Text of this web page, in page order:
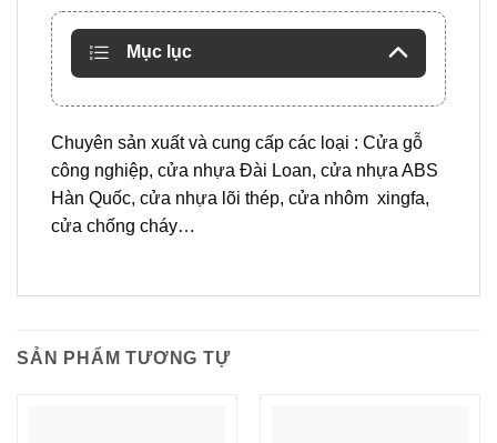
Mục lục
Chuyên sản xuất và cung cấp các loại : Cửa gỗ
công nghiệp, cửa nhựa Đài Loan, cửa nhựa ABS
Hàn Quốc, cửa nhựa lõi thép, cửa nhôm xingfa,
cửa chống cháy…
SẢN PHẨM TƯƠNG TỰ